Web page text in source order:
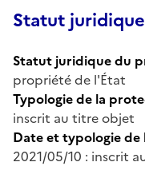
Statut
Statut juridique du
propriété de l'État
Typologie de la
inscrit au titre objet
Date et typologie
2021/05/10 : inscrit